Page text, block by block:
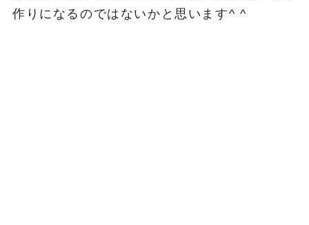
作りになるのではないかと思います^ ^